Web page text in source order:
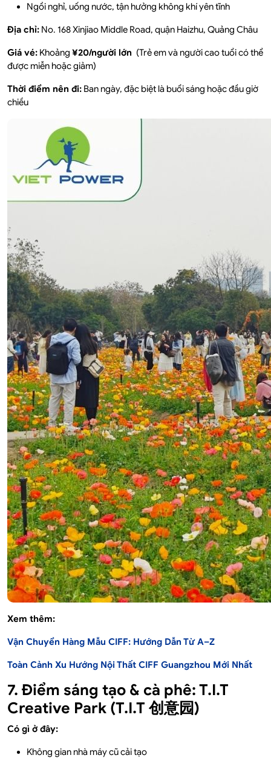
Ngồi nghỉ, uống nước, tận hưởng không khí yên tĩnh
Địa chỉ: No. 168 Xinjiao Middle Road, quận Haizhu, Quảng Châu
Giá vé: Khoảng ¥20/người lớn (Trẻ em và người cao tuổi có thể
được miễn hoặc giảm)
Thời điểm nên đi: Ban ngày, đặc biệt là buổi sáng hoặc đầu giờ
chiều
Xem thêm:
Vận Chuyển Hàng Mẫu CIFF: Hướng Dẫn Từ A–Z
Toàn Cảnh Xu Hướng Nội Thất CIFF Guangzhou Mới Nhất
7. Điểm sáng tạo & cà phê: T.I.T
Creative Park (T.I.T 创意园)
Có gì ở đây:
Không gian nhà máy cũ cải tạo